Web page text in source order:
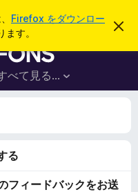
Firefox をダウンロー
す。
こ
を
べて見る...
ログイン
る
フィードバックをお送